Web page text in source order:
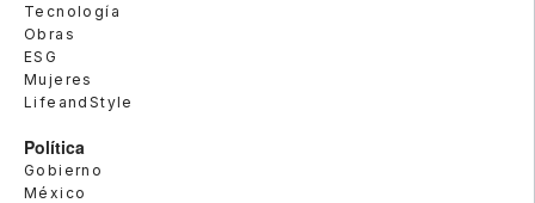
Tecnología
Obras
ESG
Mujeres
LifeandStyle
Política
Gobierno
México